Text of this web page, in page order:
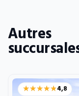
Autres
★★★★★
★★★★★4,8